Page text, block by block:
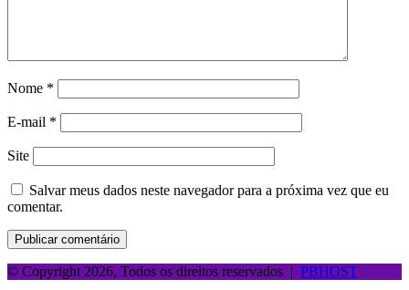
Nome *
E-mail *
Site
Salvar meus dados neste navegador para a próxima vez que eu
comentar.
© Copyright 2026, Todos os direitos reservados | PBHOST